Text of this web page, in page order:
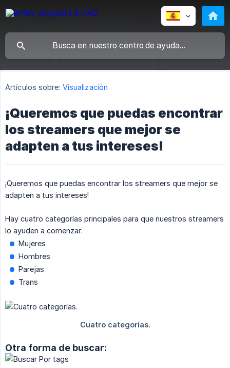
Artículos sobre: Visualización
¡Queremos que puedas encontrar
los streamers que mejor se
adapten a tus intereses!
¡Queremos que puedas encontrar los streamers que mejor se
adapten a tus intereses!
Hay cuatro categorías principales para que nuestros streamers
lo ayuden a comenzar:
Mujeres
Hombres
Parejas
Trans
Otra forma de buscar: